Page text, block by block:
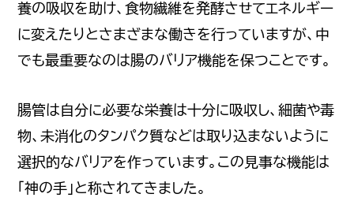
養の吸収を助け、食物繊維を発酵させてエネルギー
に変えたりとさまざまな働きを行っていますが、中
でも最重要なのは腸のバリア機能を保つことです。
腸管は自分に必要な栄養は十分に吸収し、細菌や毒
物、未消化のタンパク質などは取り込まないように
選択的なバリアを作っています。この見事な機能は
「神の手」と称されてきました。